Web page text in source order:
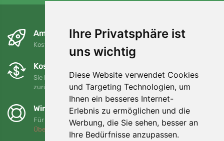
Ihre Privatsphäre ist
uns wichtig
Diese Website verwendet Cookies
und Targeting Technologien, um
Ihnen ein besseres Internet-
Erlebnis zu ermöglichen und die
Werbung, die Sie sehen, besser an
Ihre Bedürfnisse anzupassen.
Am nächsten Tag und kostenlos
Kostenloser Versand für Bestellungen über 80 EUR
Kostenloser Umtausch und Rückgabe
Sie können Ihre Bestellung jederzeit innerhalb von 90 Tagen
zurückgeben oder umtauschen.
Wir unterstützen Trees.org
Für jede Bestellung pflanzen wir einen Baum! Mehr lesen
Über uns